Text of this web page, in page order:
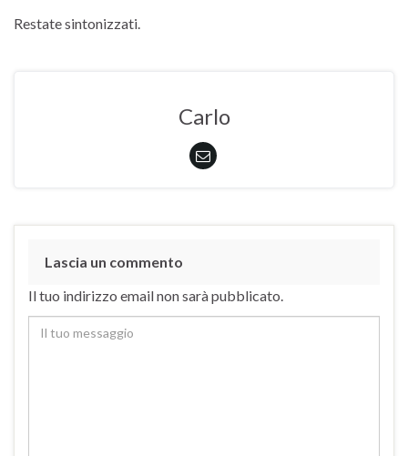
Restate sintonizzati.
Carlo
Lascia un commento
Il tuo indirizzo email non sarà pubblicato.